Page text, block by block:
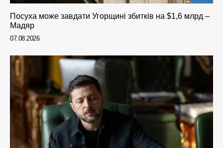
Посуха може завдати Угорщині збитків на $1,6 млрд –
Мадяр
07.08.2026